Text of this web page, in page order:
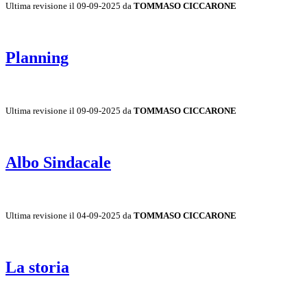
Ultima revisione il 09-09-2025 da TOMMASO CICCARONE
Planning
Ultima revisione il 09-09-2025 da TOMMASO CICCARONE
Albo Sindacale
Ultima revisione il 04-09-2025 da TOMMASO CICCARONE
La storia